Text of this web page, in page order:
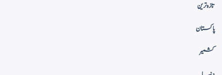
تازہ ترین
پاکستان
کشمیر